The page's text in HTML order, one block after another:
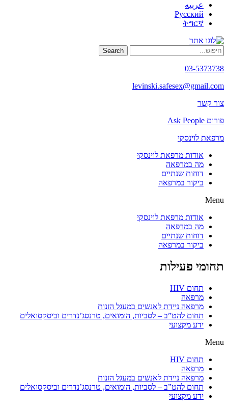
عربيه
Русский
ትግርኛ
Search
03-5373738
levinski.safesex@gmail.com
צור קשר
פורום Ask People
מרפאת לוינסקי
אודות מרפאת לוינסקי
מה במרפאה
דוחות שנתיים
ביקור במרפאה
Menu
אודות מרפאת לוינסקי
מה במרפאה
דוחות שנתיים
ביקור במרפאה
תחומי פעילות
תחום HIV
מרפאה
מרפאה ניידת לאנשים במעגל הזנות
תחום להט”ב – לסביות, הומואים, טרנסג’נדרים וביסקסואלים
ידע מקצועי
Menu
תחום HIV
מרפאה
מרפאה ניידת לאנשים במעגל הזנות
תחום להט”ב – לסביות, הומואים, טרנסג’נדרים וביסקסואלים
ידע מקצועי